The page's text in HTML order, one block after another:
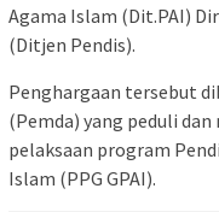
Agama Islam (Dit.PAI)
(Ditjen Pendis).
Penghargaan tersebut
(Pemda) yang peduli
pelaksaan program
Islam (PPG GPAI).